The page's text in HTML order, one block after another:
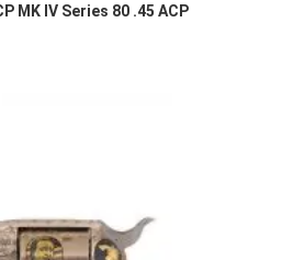
MK IV Series 80 .45 ACP